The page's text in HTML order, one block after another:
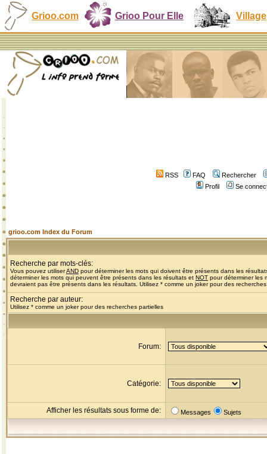
Grioo.com Grioo Pour Elle Village
RSS FAQ
Rechercher
Profil
Se
grioo.com Index du Forum
Recherche par mots-clés:
Vous pouvez utiliserAND pour déterminer les mots qui doivent être présents dans les
déterminer les mots qui peuvent être présents dans les résultats et NOT pour déterminer les
devraient pas être présents dans les résultats. Utilisez * comme un joker pour des
Recherche par auteur:
Utilisez * comme un joker pour des recherches partielles
Forum:
Catégorie:
Afficher les résultats sous forme de: Messages Sujets